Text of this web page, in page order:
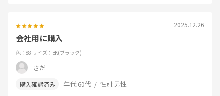
2025.12.26
会社用に購入
色：88 サイズ：BK(ブラック)
さだ
年代:60代 性別:男性